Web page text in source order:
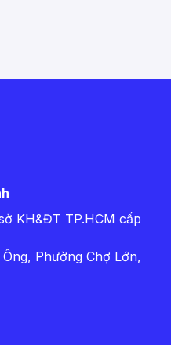
KH&ĐT TP.HCM cấp
Phường Chợ Lớn,